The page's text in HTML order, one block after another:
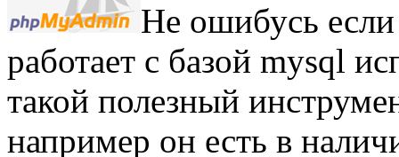
Не ошибусь
работает с базой mysql
такой полезный
например он есть в